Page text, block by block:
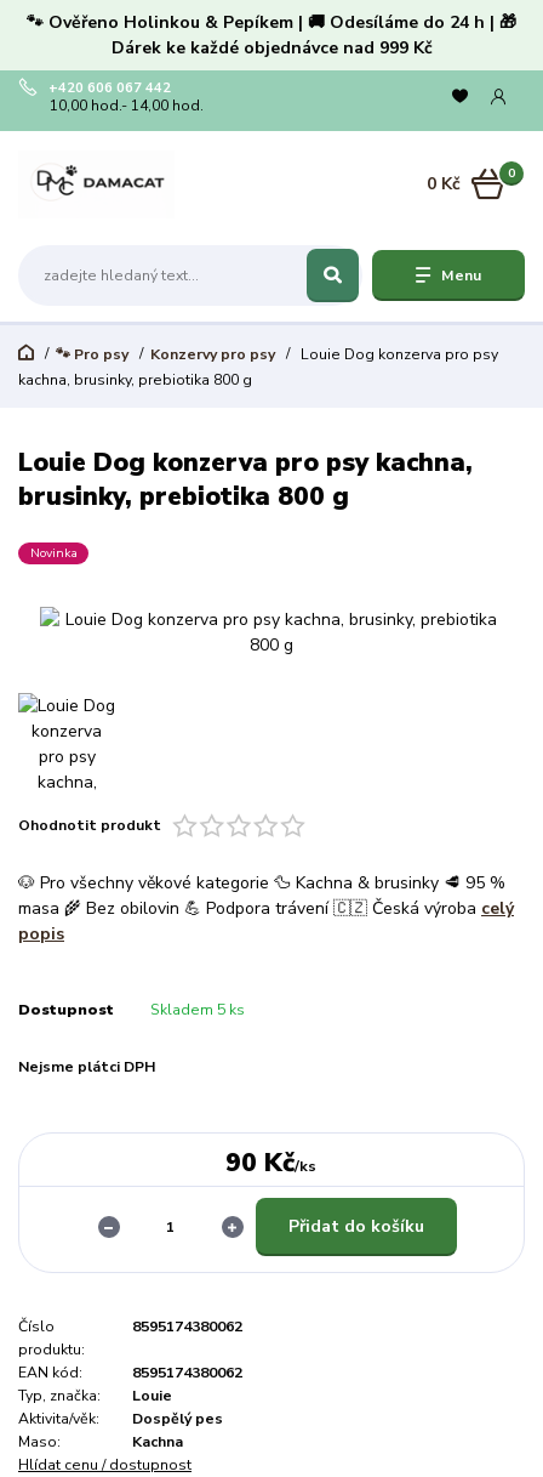
🐾 Ověřeno Holinkou & Pepíkem | 🚚 Odesíláme do 24 h | 🎁
Dárek ke každé objednávce nad 999 Kč
Menu
+420 606 067 442
10,00 hod.- 14,00 hod.
0
0 Kč
🐾 Pro psy Konzervy pro psy
Louie Dog konzerva pro psy
kachna, brusinky, prebiotika 800 g
Louie Dog konzerva pro psy kachna,
brusinky, prebiotika 800 g
Novinka
Ohodnotit produkt
🐶 Pro všechny věkové kategorie 🦆 Kachna & brusinky 🥩 95 %
masa 🌾 Bez obilovin 💪 Podpora trávení 🇨🇿 Česká výroba celý
popis
Dostupnost Skladem 5 ks
Nejsme plátci DPH
90 Kč/ks
Přidat do košíku
Číslo
produktu:
8595174380062
EAN kód:
8595174380062
Typ, značka:
Louie
Aktivita/věk:
Dospělý pes
Maso:
Kachna
Hlídat cenu / dostupnost